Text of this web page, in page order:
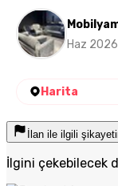
Haz
Harita
İlan ile ilgili
İlgini çekebilecek